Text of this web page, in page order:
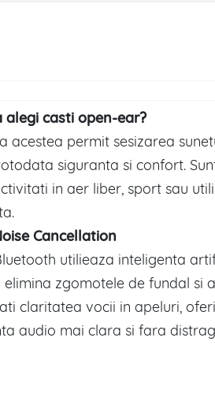
alegi casti open-ear?
acestea permit sesizarea
siguranta si confort.
in aer liber, sport sau
Cancellation
utilieaza inteligenta
elimina zgomotele de fundal si a
claritatea vocii in apeluri,
audio mai clara si fara